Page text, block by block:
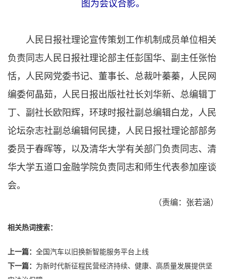
图为会议合影。
人民日报社理论宣传策划工作机制成员单位相关
负责同志人民日报社理论部主任彭国华、副主任张怡
恬，人民网党委书记、董事长、总裁叶蓁蓁，人民网
编委何晶茹，人民日报出版社社长刘华新、总编辑丁
丁、副社长欧阳辉，环球时报社副总编辑白龙，人民
论坛杂志社副总编辑何民捷，人民日报社理论部部务
委员于春晖等，以及清华大学有关部门负责同志、清
华大学五道口金融学院负责同志和师生代表参加座谈
会。
（责编：张若涵）
相关热词搜索：
上一篇： 全国汽车以旧换新智能服务平台上线
下一篇： 为新时代新征程民营经济持续、健康、高质量发展提供坚